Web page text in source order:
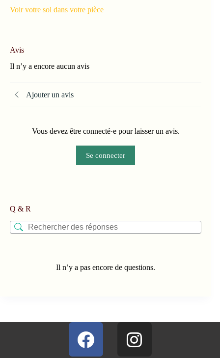
Voir votre sol dans votre pièce
Avis
Il n’y a encore aucun avis
Ajouter un avis
Vous devez être connecté·e pour laisser un avis.
Se connecter
Q & R
Il n’y a pas encore de questions.